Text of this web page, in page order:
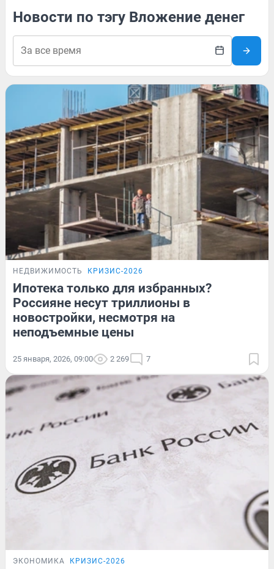
Новости по тэгу Вложение денег
НЕДВИЖИМОСТЬ КРИЗИС-2026
Ипотека только для избранных?
Россияне несут триллионы в
новостройки, несмотря на
неподъемные цены
25 января, 2026, 09:00 2 269 7
ЭКОНОМИКА КРИЗИС-2026